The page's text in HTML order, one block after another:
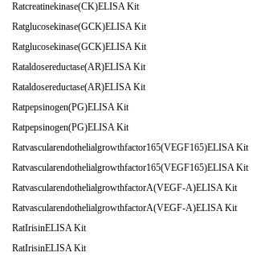
Ratcreatinekinase(CK)ELISA Kit
Ratglucosekinase(GCK)ELISA Kit
Ratglucosekinase(GCK)ELISA Kit
Rataldosereductase(AR)ELISA Kit
Rataldosereductase(AR)ELISA Kit
Ratpepsinogen(PG)ELISA Kit
Ratpepsinogen(PG)ELISA Kit
Ratvascularendothelialgrowthfactor165(VEGF165)ELISA Kit
Ratvascularendothelialgrowthfactor165(VEGF165)ELISA Kit
RatvascularendothelialgrowthfactorA(VEGF-A)ELISA Kit
RatvascularendothelialgrowthfactorA(VEGF-A)ELISA Kit
RatIrisinELISA Kit
RatIrisinELISA Kit